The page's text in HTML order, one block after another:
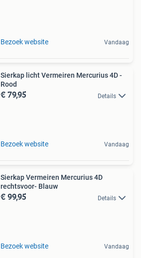
Bezoek website Vandaag
Sierkap licht Vermeiren Mercurius 4D -
Rood
€ 79,95 Details
Bezoek website Vandaag
Sierkap Vermeiren Mercurius 4D
rechtsvoor- Blauw
€ 99,95 Details
Bezoek website Vandaag